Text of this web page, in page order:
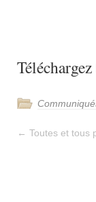
← Toutes et tous